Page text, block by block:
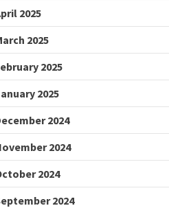
2025
2025
2025
2025
2024
2024
2024
2024